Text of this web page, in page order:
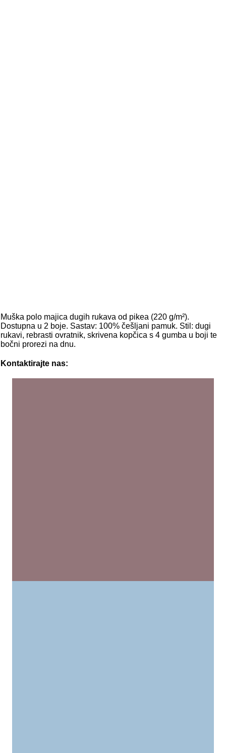
Muška polo majica dugih rukava od pikea (220 g/m²).
Dostupna u 2 boje. Sastav: 100% češljani pamuk. Stil: dugi
rukavi, rebrasti ovratnik, skrivena kopčica s 4 gumba u boji te
bočni prorezi na dnu.
Kontaktirajte nas: